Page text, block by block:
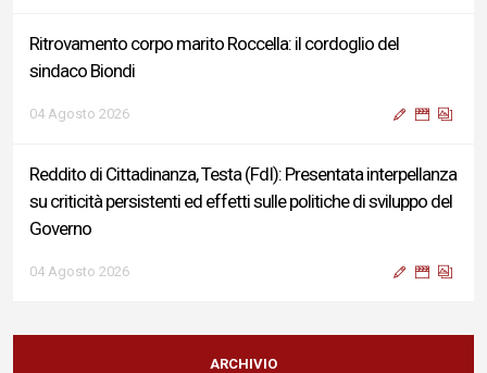
Ritrovamento corpo marito Roccella: il cordoglio del
sindaco Biondi
04 Agosto 2026
Reddito di Cittadinanza, Testa (FdI): Presentata interpellanza
su criticità persistenti ed effetti sulle politiche di sviluppo del
Governo
04 Agosto 2026
Sigismondi, Liris e Testa: “Profondo cordoglio e vicinanza al
Ministro Roccella e alla sua famiglia”
ARCHIVIO